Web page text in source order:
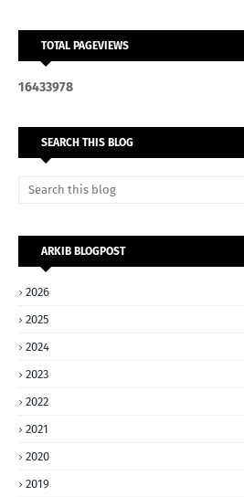
TOTAL PAGEVIEWS
16433978
SEARCH THIS BLOG
ARKIB BLOGPOST
2026
2025
2024
2023
2022
2021
2020
2019